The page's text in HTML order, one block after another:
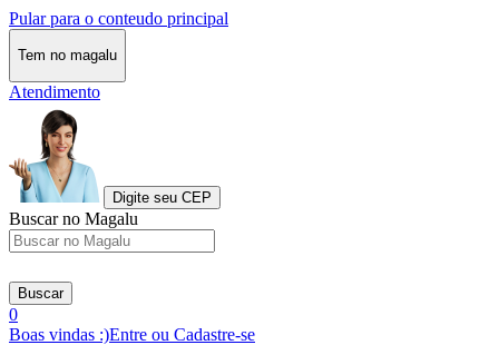
Pular para o conteudo principal
Tem no magalu
Atendimento
Digite seu CEP
Buscar no Magalu
Buscar
0
Boas vindas :)Entre ou Cadastre-se